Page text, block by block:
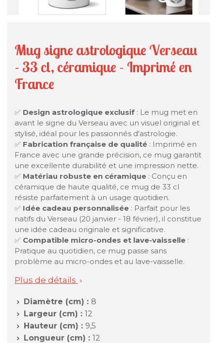
Mug signe astrologique Verseau
- 33 cl, céramique - Imprimé en
France
✅ Design astrologique exclusif : Le mug met en
avant le signe du Verseau avec un visuel original et
stylisé, idéal pour les passionnés d'astrologie.
✅ Fabrication française de qualité : Imprimé en
France avec une grande précision, ce mug garantit
une excellente durabilité et une impression nette.
✅ Matériau robuste en céramique : Conçu en
céramique de haute qualité, ce mug de 33 cl
résiste parfaitement à un usage quotidien.
✅ Idée cadeau personnalisée : Parfait pour les
natifs du Verseau (20 janvier - 18 février), il constitue
une idée cadeau originale et significative.
✅ Compatible micro-ondes et lave-vaisselle :
Pratique au quotidien, ce mug passe sans
problème au micro-ondes et au lave-vaisselle.
Plus de détails 
 Diamètre (cm) : 8
 Largeur (cm) : 12
 Hauteur (cm) : 9,5
 Longueur (cm) : 12